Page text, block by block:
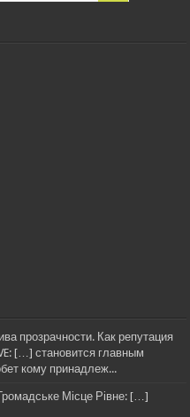
прозрачности. Как репутация
[…] становится главным
кому принадлеж...
Місце Рівне: […]